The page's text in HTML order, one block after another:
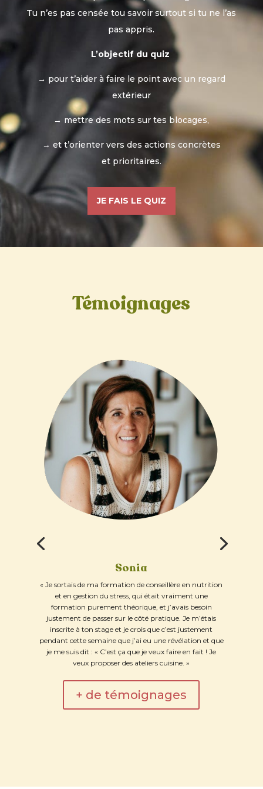
Tu n’es pas censée tou savoir surtout si tu ne l’as
pas appris.
L’objectif du quiz
→ pour t’aider à faire le point avec un regard
extérieur
→ mettre des mots sur tes blocages,
→ et t’orienter vers des actions concrètes
et prioritaires.
JE FAIS LE QUIZ
Témoignages
Sonia
« Je sortais de ma formation de conseillère en nutrition
et en gestion du stress, qui était vraiment une
formation purement théorique, et j’avais besoin
justement de passer sur le côté pratique. Je m’étais
inscrite à ton stage et je crois que c’est justement
pendant cette semaine que j’ai eu une révélation et que
je me suis dit : « C’est ça que je veux faire en fait ! Je
veux proposer des ateliers cuisine. »
+ de témoignages